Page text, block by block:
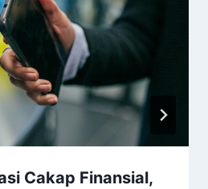
Cakap Finansial,